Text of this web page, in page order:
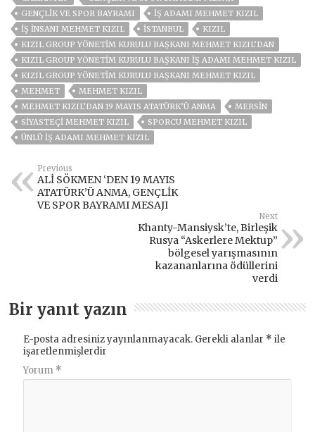
GENÇLIK VE SPOR BAYRAMI
İŞ ADAMI MEHMET KIZIL
İŞ INSANI MEHMET KIZIL
ISTANBUL
KIZIL
KIZIL GROUP YÖNETİM KURULU BAŞKANI MEHMET KIZIL’DAN
KIZIL GROUP YÖNETIM KURULU BAŞKANI İŞ ADAMI MEHMET KIZIL
KIZIL GROUP YÖNETIM KURULU BAŞKANI MEHMET KIZIL
MEHMET
MEHMET KIZIL
MEHMET KIZIL’DAN 19 MAYIS ATATÜRK’Ü ANMA
MERSİN
SIYASTEÇI MEHMET KIZIL
SPORCU MEHMET KIZIL
ÜNLÜ İŞ ADAMI MEHMET KIZIL
Previous
ALİ SÖKMEN ‘DEN 19 MAYIS
ATATÜRK’Ü ANMA, GENÇLİK
VE SPOR BAYRAMI MESAJI
Next
Khanty-Mansiysk’te, Birleşik
Rusya “Askerlere Mektup”
bölgesel yarışmasının
kazananlarına ödüllerini
verdi
Bir yanıt yazın
E-posta adresiniz yayınlanmayacak. Gerekli alanlar * ile
işaretlenmişlerdir
Yorum *